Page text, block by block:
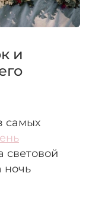
и
самых
световой
ночь